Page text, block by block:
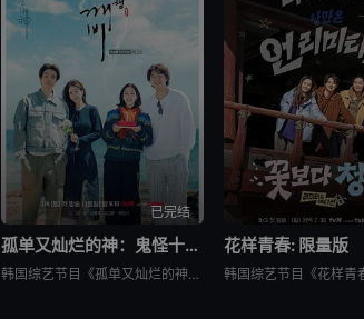
已完结
孤单又灿烂的神：鬼怪十周年特辑
韩国综艺节目《孤单又灿烂的神：鬼怪十周年特辑》又名：鬼怪十周年特别篇,鬼怪十周年之旅(台),도깨비 10주년，讲述了：为纪念开播十周年，剧中主演睽违多年再度聚首，展开特別旅行，重访经典场景、回顾难忘台
花样青春: 限量版